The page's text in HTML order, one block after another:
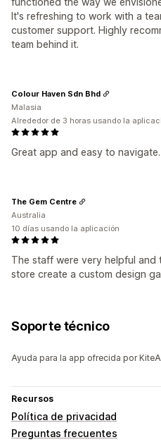
It's refreshing to work with a
customer support. Highly
team behind it.
Great app and easy to
Colour Haven Sdn Bhd
Malasia
Alrededor de 3 horas usando la
The staff were very helpful and
store create a custom design
The Gem Centre
Australia
10 días usando la aplicación
Soporte técnico
Ayuda para la app ofrecida por
Recursos
Política de privacidad
Preguntas frecuentes